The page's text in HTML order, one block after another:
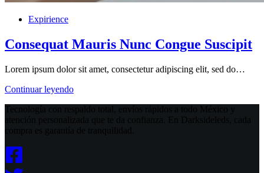
Expirience
Consequat Mauris Nunc Congue Suscipit
Lorem ipsum dolor sit amet, consectetur adipiscing elit, sed do…
Continuar leyendoConsequat
Nunc
Congue
Suscipit
Tecnología con respaldo total, envíos rápidos a todo México y
atención personalizada que te da confianza. En Darksideleds, cada
compra es garantía de tranquilidad.